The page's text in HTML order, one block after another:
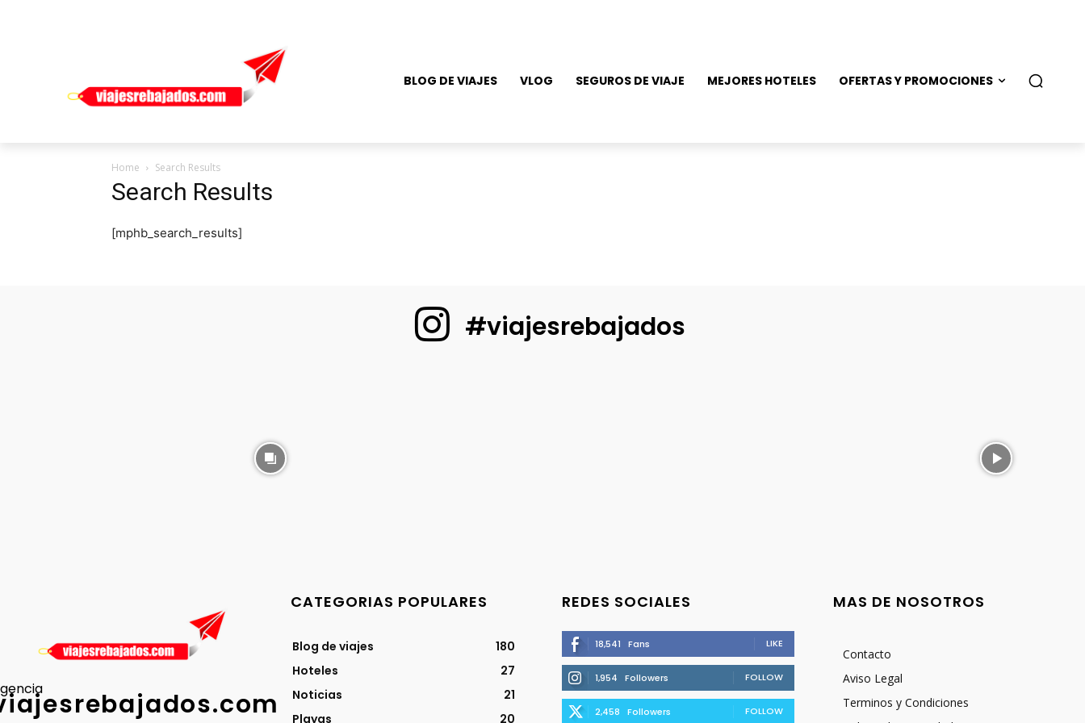
BLOG DE VIAJES VLOG SEGUROS DE VIAJE MEJORES HOTELES OFERTAS Y PROMOCIONES
Home Search Results
Search Results
[mphb_search_results]
#viajesrebajados
CATEGORIAS POPULARES
Blog de viajes
180
Hoteles
27
Noticias
21
Playas
20
REDES SOCIALES
18,541 Fans LIKE
1,954 Followers FOLLOW
2,458 Followers FOLLOW
MAS DE NOSOTROS
Contacto
Aviso Legal
Terminos y Condiciones